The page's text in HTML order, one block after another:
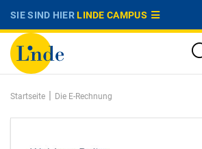
SIE SIND HIERLINDE CAMPUS
Startseite | Die E-Rechnung